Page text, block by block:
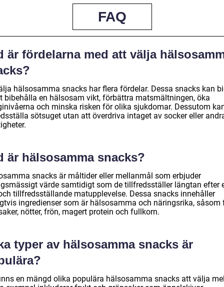
FAQ
är fördelarna med att välja
hälsosamma snacks har flera fördelar. Dessa snacks kan
bibehålla en hälsosam vikt, förbättra matsmältningen, öka
och minska risken för olika sjukdomar. Dessutom
sötsuget utan att överdriva intaget av socker eller
är hälsosamma snacks?
snacks är måltider eller mellanmål som erbjuder
värde samtidigt som de tillfredsställer längtan efter
tillfredsställande matupplevelse. Dessa snacks innehåller
ingredienser som är hälsosamma och näringsrika, såsom
nötter, frön, magert protein och fullkorn.
typer av hälsosamma snacks är
en mängd olika populära hälsosamma snacks att välja